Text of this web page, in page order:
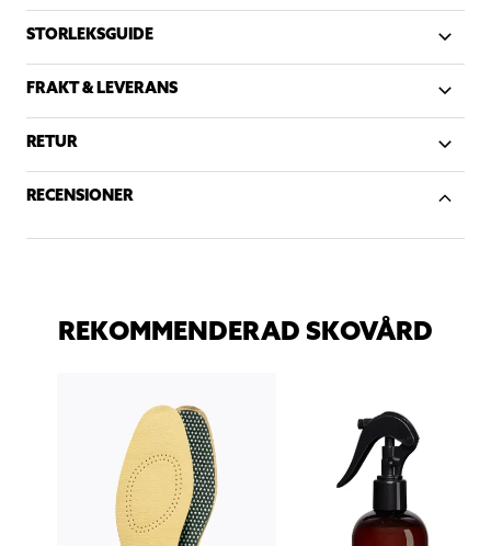
STORLEKSGUIDE
FRAKT & LEVERANS
RETUR
RECENSIONER
REKOMMENDERAD SKOVÅRD